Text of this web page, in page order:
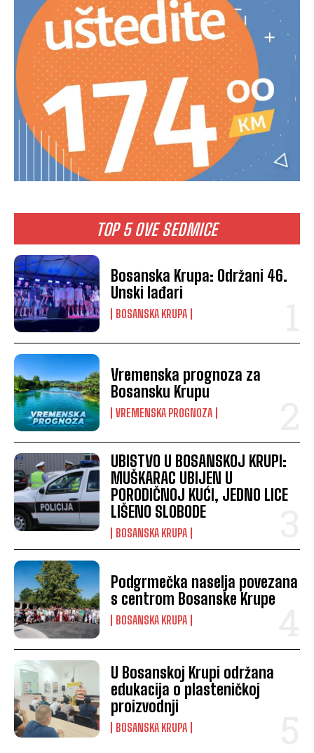
TOP 5 OVE SEDMICE
Bosanska Krupa: Održani 46.
Unski lađari
BOSANSKA KRUPA
Vremenska prognoza za
Bosansku Krupu
VREMENSKA PROGNOZA
UBISTVO U BOSANSKOJ KRUPI:
MUŠKARAC UBIJEN U
PORODIČNOJ KUĆI, JEDNO LICE
LIŠENO SLOBODE
BOSANSKA KRUPA
Podgrmečka naselja povezana
s centrom Bosanske Krupe
BOSANSKA KRUPA
U Bosanskoj Krupi održana
edukacija o plasteničkoj
proizvodnji
BOSANSKA KRUPA